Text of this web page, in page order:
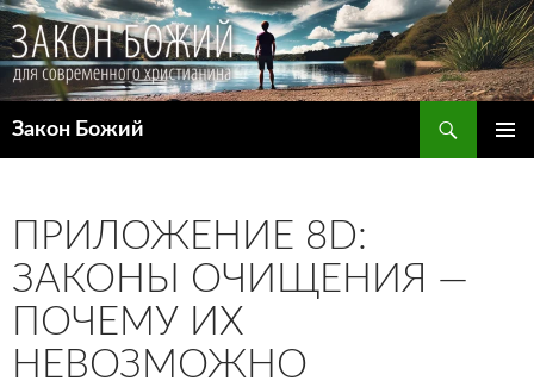
Закон Божий
ПРИЛОЖЕНИЕ 8D:
ЗАКОНЫ ОЧИЩЕНИЯ —
ПОЧЕМУ ИХ
НЕВОЗМОЖНО